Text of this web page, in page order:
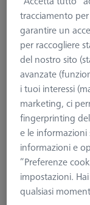
Sfera di
standard
600332-8444-000
tracciamento
garantire un
per raccogliere
del nostro sito
avanzate
i tuoi interessi
marketing, ci
fingerprinting
e le informazioni
informazioni e
“Preferenze
impostazioni.
qualsiasi